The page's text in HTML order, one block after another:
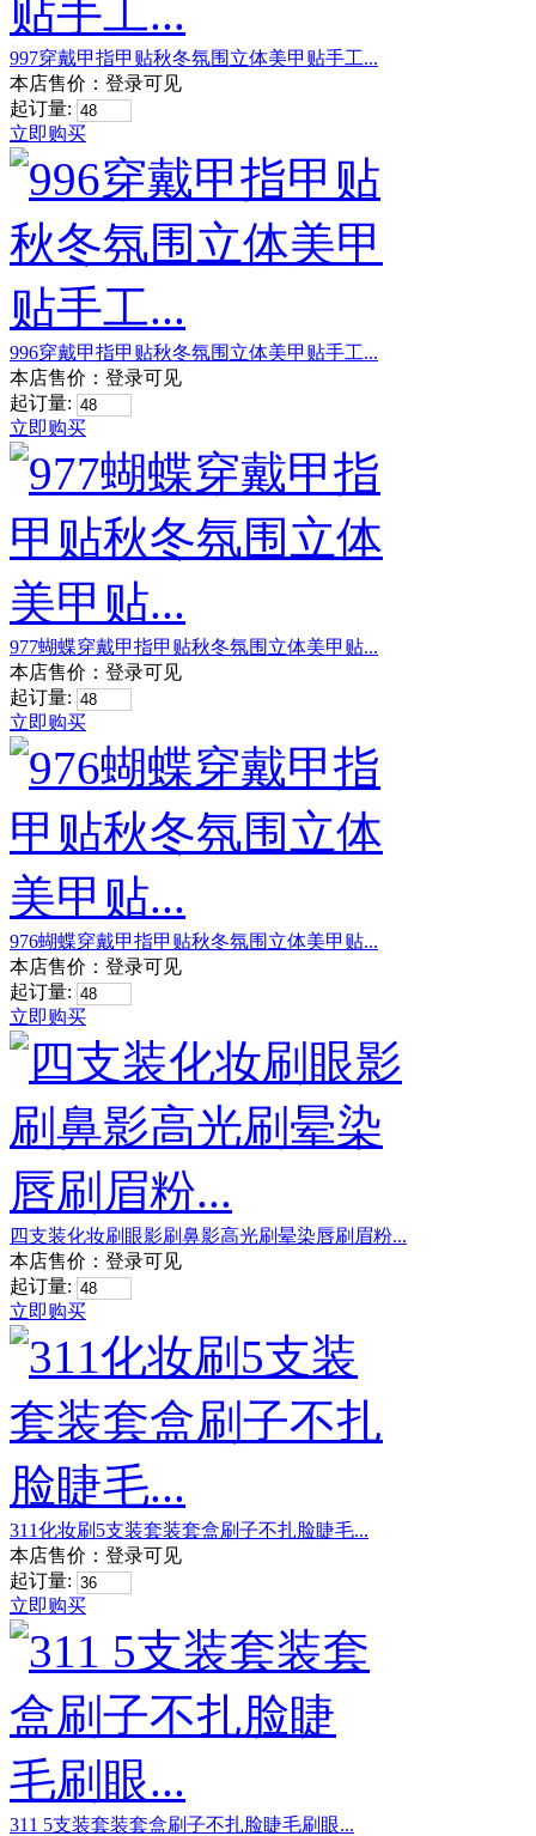
997穿戴甲指甲贴秋冬氛围立体美甲贴手工...
本店售价： 登录可见
起订量:
立即购买
996穿戴甲指甲贴秋冬氛围立体美甲贴手工...
本店售价： 登录可见
起订量:
立即购买
977蝴蝶穿戴甲指甲贴秋冬氛围立体美甲贴...
本店售价： 登录可见
起订量:
立即购买
976蝴蝶穿戴甲指甲贴秋冬氛围立体美甲贴...
本店售价： 登录可见
起订量:
立即购买
四支装化妆刷眼影刷鼻影高光刷晕染唇刷眉粉...
本店售价： 登录可见
起订量:
立即购买
311化妆刷5支装套装套盒刷子不扎脸睫毛...
本店售价： 登录可见
起订量:
立即购买
311 5支装套装套盒刷子不扎脸睫毛刷眼...